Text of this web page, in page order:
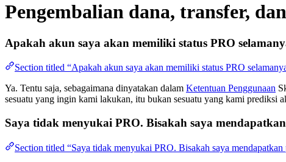
Pengembalian dana, transfer,
Apakah akun saya akan memiliki status PRO
Section titled “Apakah akun saya akan memiliki status PRO
Ya. Tentu saja, sebagaimana dinyatakan dalam Ketentuan Penggunaan
sesuatu yang ingin kami lakukan, itu bukan sesuatu yang kami prediksi
Saya tidak menyukai PRO. Bisakah saya
Section titled “Saya tidak menyukai PRO. Bisakah saya mendapatkan